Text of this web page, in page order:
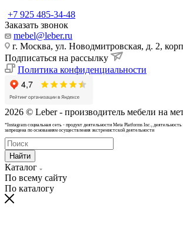
+7 925 485-34-48
Заказать звонок
mebel@leber.ru
г. Москва, ул. Новодмитровская, д. 2,
Подписаться на рассылку
Политика конфиденциальности
2026 © Leber - производитель мебели на
*Instagram cоциальная сеть - продукт деятельности Meta Platforms Inc.,
запрещена по основаниям осуществления экстремистской деятельности
Найти
Каталог
По всему сайту
По каталогу